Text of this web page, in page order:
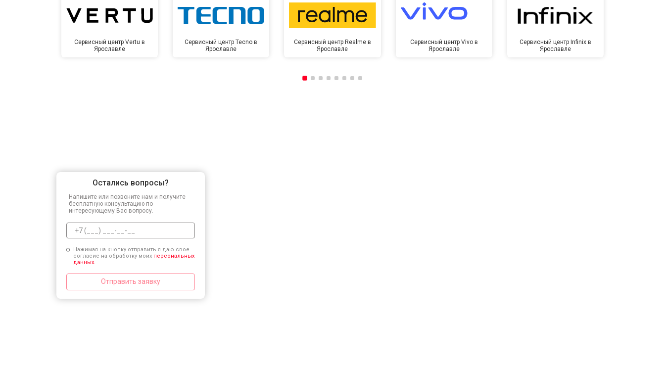
Сервисный центр Vertu в
Ярославле
Сервисный центр Tecno в
Ярославле
Сервисный центр Realme в
Ярославле
Сервисный центр Vivo в
Ярославле
Сервисный центр Infinix в
Ярославле
Остались вопросы?
Напишите или позвоните нам и получите
бесплатную консультацию по
интересующему Вас вопросу.
Нажимая на кнопку отправить я даю свое
согласие на обработку моих персональных
данных.
Отправить заявку